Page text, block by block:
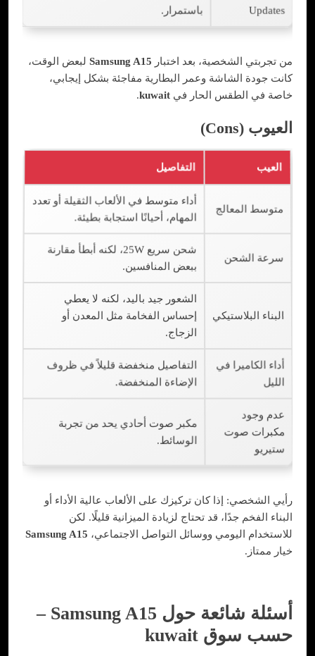
Updates باستمرار.
من تجربتي الشخصية، بعد اختبار Samsung A15 لبعض الوقت،
كانت جودة الشاشة وعمر البطارية مفاجئة بشكل إيجابي،
خاصة في الطقس الحار في kuwait
.
العيوب (Cons)
العيب التفاصيل
متوسط المعالج
أداء متوسط في الألعاب الثقيلة أو تعدد
المهام، أحيانًا استجابة بطيئة.
سرعة الشحن
شحن سريع 25W، لكنه أبطأ مقارنة
ببعض المنافسين.
البناء البلاستيكي
الشعور جيد باليد، لكنه لا يعطي
إحساس الفخامة مثل المعدن أو
الزجاج.
أداء الكاميرا في
الليل
التفاصيل منخفضة قليلاً في ظروف
الإضاءة المنخفضة.
عدم وجود
مكبرات صوت
ستيريو
مكبر صوت أحادي يحد من تجربة
الوسائط.
رأيي الشخصي: إذا كان تركيزك على الألعاب عالية الأداء أو
البناء الفخم جدًا، قد تحتاج لزيادة الميزانية قليلًا. لكن
للاستخدام اليومي ووسائل التواصل الاجتماعي، Samsung A15
خيار ممتاز.
أسئلة شائعة حول Samsung A15 –
حسب سوق kuwait